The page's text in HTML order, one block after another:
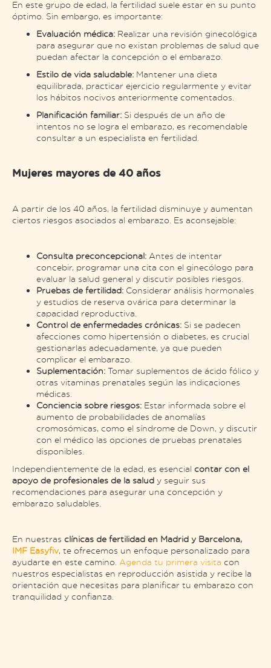
En este grupo de edad, la fertilidad suele estar en su punto
óptimo. Sin embargo, es importante:
Evaluación médica: Realizar una revisión ginecológica
para asegurar que no existan problemas de salud que
puedan afectar la concepción o el embarazo.
Estilo de vida saludable: Mantener una dieta
equilibrada, practicar ejercicio regularmente y evitar
los hábitos nocivos anteriormente comentados.
Planificación familiar: Si después de un año de
intentos no se logra el embarazo, es recomendable
consultar a un especialista en fertilidad.
Mujeres mayores de 40 años
A partir de los 40 años, la fertilidad disminuye y aumentan
ciertos riesgos asociados al embarazo. Es aconsejable:
Consulta preconcepcional: Antes de intentar
concebir, programar una cita con el ginecólogo para
evaluar la salud general y discutir posibles riesgos.
Pruebas de fertilidad: Considerar análisis hormonales
y estudios de reserva ovárica para determinar la
capacidad reproductiva.
Control de enfermedades crónicas: Si se padecen
afecciones como hipertensión o diabetes, es crucial
gestionarlas adecuadamente, ya que pueden
complicar el embarazo.
Suplementación: Tomar suplementos de ácido fólico y
otras vitaminas prenatales según las indicaciones
médicas.
Conciencia sobre riesgos: Estar informada sobre el
aumento de probabilidades de anomalías
cromosómicas, como el síndrome de Down, y discutir
con el médico las opciones de pruebas prenatales
disponibles.
Independientemente de la edad, es esencial contar con el
apoyo de profesionales de la salud y seguir sus
recomendaciones para asegurar una concepción y
embarazo saludables.
En nuestras clínicas de fertilidad en Madrid y Barcelona,
IMF Easyfiv, te ofrecemos un enfoque personalizado para
ayudarte en este camino. Agenda tu primera visita con
nuestros especialistas en reproducción asistida y recibe la
orientación que necesitas para planificar tu embarazo con
tranquilidad y confianza.